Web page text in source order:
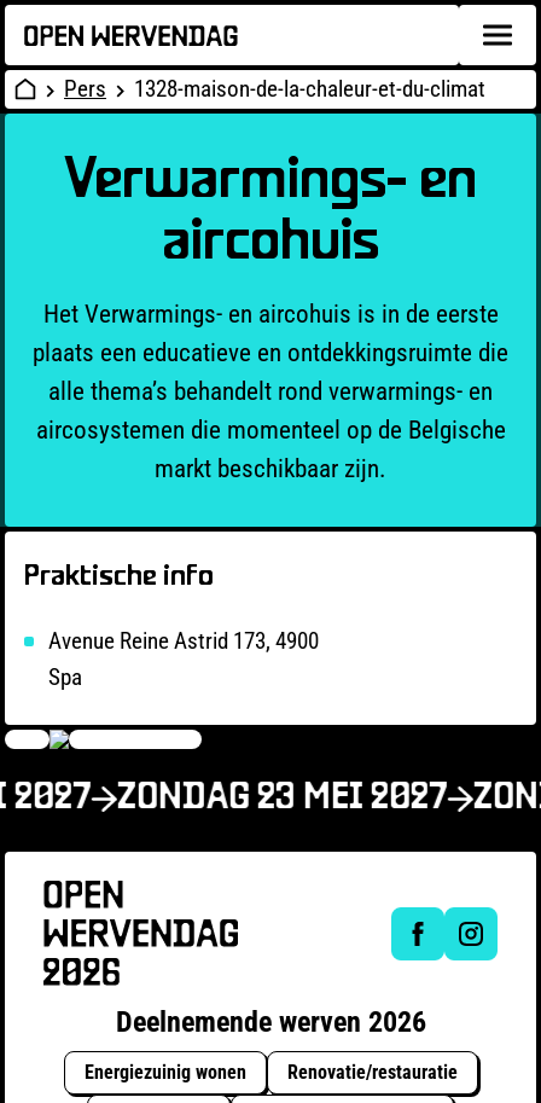
Pers 1328-maison-de-la-chaleur-et-du-climat
Verwarmings- en
aircohuis
Het Verwarmings- en aircohuis is in de eerste
plaats een educatieve en ontdekkingsruimte die
alle thema’s behandelt rond verwarmings- en
aircosystemen die momenteel op de Belgische
markt beschikbaar zijn.
Praktische info
Avenue Reine Astrid 173, 4900
Spa
2027 ZONDAG 23 MEI 2027
Deelnemende werven 2026
Energiezuinig wonen
Renovatie/restauratie